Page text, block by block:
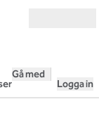
Gå med
Logga in